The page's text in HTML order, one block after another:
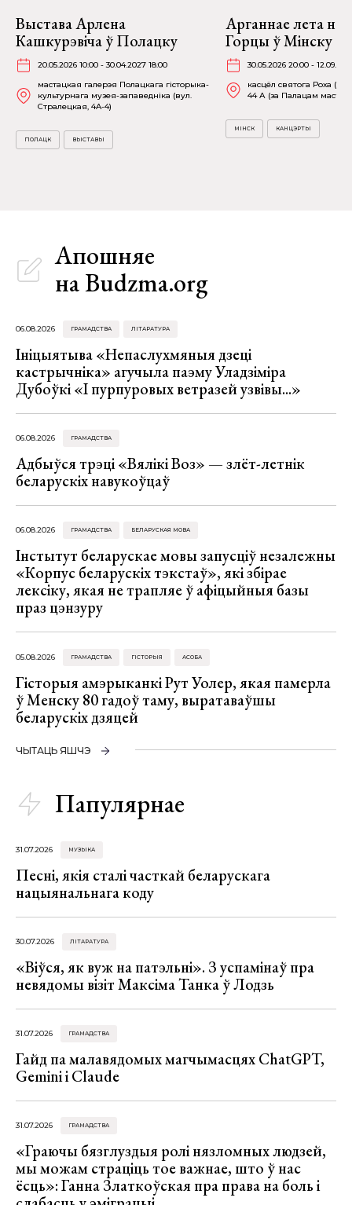
Выстава Арлена
Кашкурэвіча ў Полацку
20.05.2026 10:00 - 30.04.2027 18:00
мастацкая галерэя Полацкага гісторыка-
культурнага музея-запаведніка (вул.
Стралецкая, 4A-4)
ПОЛАЦК ВЫСТАВЫ
Арганнае лета на
Горцы ў Мінску
30.05.2026 20:00 -
касцёл святога Роха
44 А (за Палацам
МІНСК КАНЦЭРТЫ
Апошняе
на Budzma.org
06.08.2026 ГРАМАДСТВА ЛІТАРАТУРА
Ініцыятыва «Непаслухмяныя дзеці
кастрычніка» агучыла паэму Уладзіміра
Дубоўкі «І пурпуровых ветразей узвівы...»
06.08.2026 ГРАМАДСТВА
Адбыўся трэці «Вялікі Воз» — злёт-летнік
беларускіх навукоўцаў
06.08.2026 ГРАМАДСТВА БЕЛАРУСКАЯ МОВА
Інстытут беларускае мовы запусціў незалежны
«Корпус беларускіх тэкстаў», які збірае
лексіку, якая не трапляе ў афіцыйныя базы
праз цэнзуру
05.08.2026 ГРАМАДСТВА ГІСТОРЫЯ АСОБА
Гісторыя амэрыканкі Рут Уолер, якая памерла
ў Менску 80 гадоў таму, выратаваўшы
беларускіх дзяцей
ЧЫТАЦЬ ЯШЧЭ
Папулярнае
31.07.2026 МУЗЫКА
Песні, якія сталі часткай беларускага
нацыянальнага коду
30.07.2026 ЛІТАРАТУРА
«Віўся, як вуж на патэльні». З успамінаў пра
невядомы візіт Максіма Танка ў Лодзь
31.07.2026 ГРАМАДСТВА
Гайд па малавядомых магчымасцях ChatGPT,
Gemini і Claude
31.07.2026 ГРАМАДСТВА
«Граючы бязглуздыя ролі нязломных людзей,
мы можам страціць тое важнае, што ў нас
ёсць»: Ганна Златкоўская пра права на боль і